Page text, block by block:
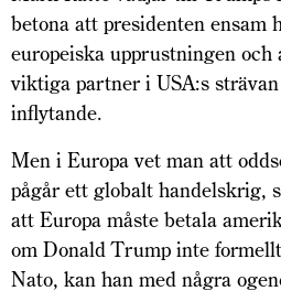
betona att presidenten ensam
europeiska upprustningen och
viktiga partner i USA:s
inflytande.
Men i Europa vet man att
pågår ett globalt handelskrig,
att Europa måste betala
om Donald Trump inte
Nato, kan han med några